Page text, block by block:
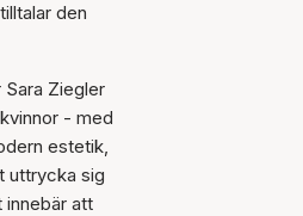
den
Sara Ziegler
- med
estetik,
uttrycka sig
innebär att